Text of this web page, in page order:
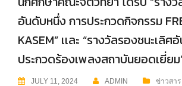
อันดับหนึ่ง การประกวดกิจกรรม
KASEM” เเละ “รางวัลรองชนะเลิ
ประกวดร้องเพลงสถาบันยอดเยี่ยม
JULY 11, 2024 ADMIN ข่าวสาร